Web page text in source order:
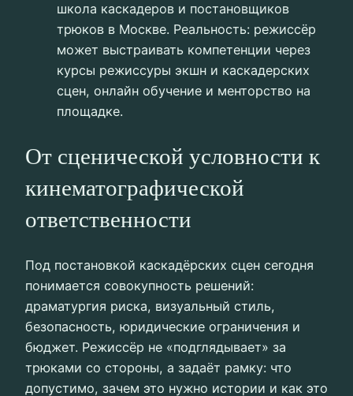
школа каскадеров и постановщиков
трюков в Москве. Реальность: режиссёр
может выстраивать компетенции через
курсы режиссуры экшн и каскадерских
сцен, онлайн обучение и менторство на
площадке.
От сценической условности к
кинематографической
ответственности
Под постановкой каскадёрских сцен сегодня
понимается совокупность решений:
драматургия риска, визуальный стиль,
безопасность, юридические ограничения и
бюджет. Режиссёр не «подглядывает» за
трюками со стороны, а задаёт рамку: что
допустимо, зачем это нужно истории и как это